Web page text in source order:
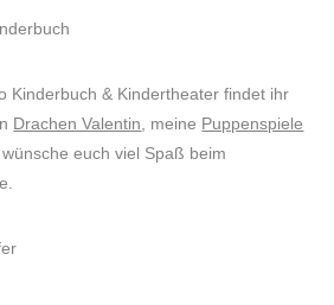
Kinderbuch & Kindertheater findet ihr
Drachen Valentin , meine Puppenspiele
euch viel Spaß beim